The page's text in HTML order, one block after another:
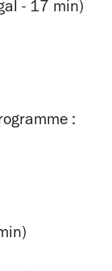
- 17 min)
: